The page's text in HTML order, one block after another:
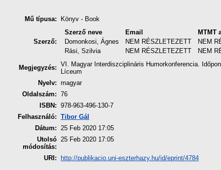
Mű típusa: Könyv - Book
Szerző:
Szerző neve Email
MTMT
Domonkosi, Ágnes
NEM RÉSZLETEZETT
NEM
Rási, Szilvia
NEM RÉSZLETEZETT NEM
Megjegyzés: VI. Magyar Interdiszciplináris Humorkonferencia.
Líceum
Nyelv: magyar
Oldalszám: 76
ISBN: 978-963-496-130-7
Felhasználó: Tibor Gál
Dátum: 25 Feb 2020 17:05
Utolsó
módosítás:
25 Feb 2020 17:05
URI: http://publikacio.uni-eszterhazy.hu/id/eprint/4784